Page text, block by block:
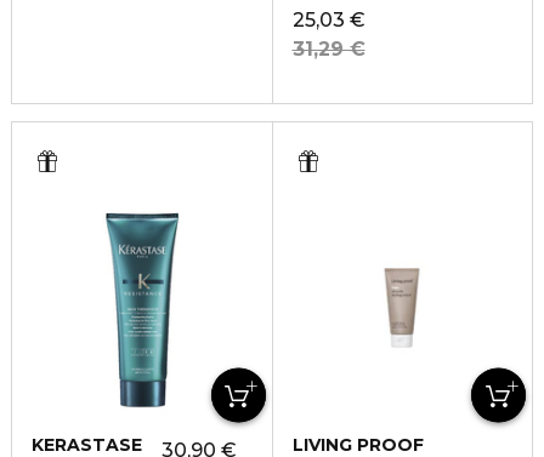
25,03 €
31,29 €
KERASTASE
30,90 €
LIVING PROOF